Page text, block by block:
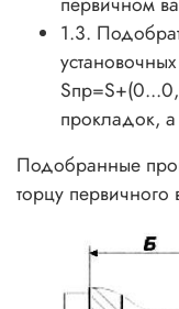
1.3.
прокладок,
Подобранные
торцу первичного